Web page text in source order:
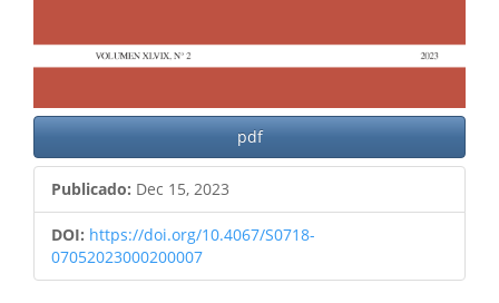
pdf
Publicado: Dec 15, 2023
DOI: https://doi.org/10.4067/S0718-
07052023000200007